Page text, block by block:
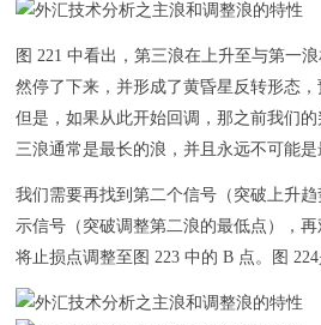
图 221 中看出，第三浪在上升至与第一
然停了下来，并形成了黄昏星反转形态，
但是，如果从此开始回调，那之前我们
三浪通常是最长的浪，并且永远不可能是
我们需要再找到第二个信号（突破上升
示信号（突破调整第二浪的最低点），
将止损点调整至图 223 中的 B 点。图 224